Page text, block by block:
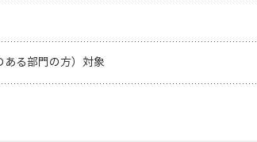
ある部門の方）対象